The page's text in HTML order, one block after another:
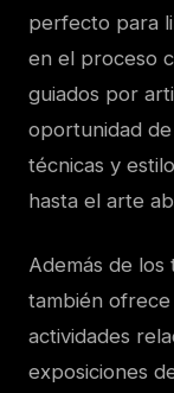
perfecto para
en el proceso
guiados por
oportunidad
técnicas y
hasta el arte
Además de
también
actividades
exposiciones